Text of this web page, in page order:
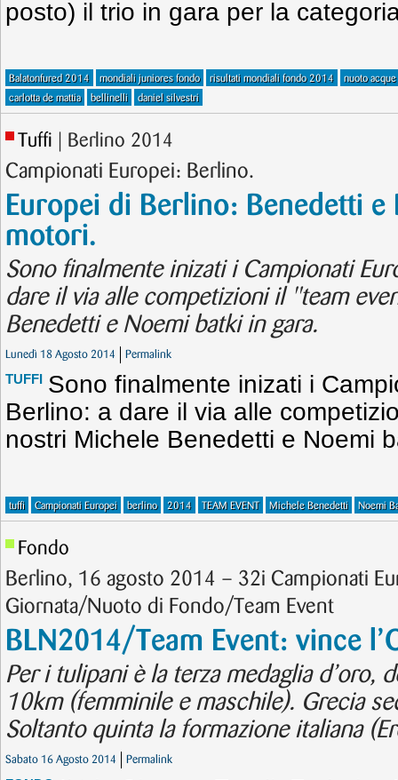
posto) il trio in gara per la
Balatonfured 2014 mondiali juniores fondo risultati mondiali fondo 2014
nuoto
carlotta de mattia
bellinelli daniel silvestri
Tuffi | Berlino 2014
Campionati Europei: Berlino.
Europei di Berlino: Benedetti e
motori.
Sono finalmente inizati i Campionati
dare il via alle competizioni il "team
Benedetti e Noemi batki in gara.
Lunedì 18 Agosto 2014 Permalink
TUFFI Sono finalmente inizati i
Berlino: a dare il via alle
nostri Michele Benedetti e Noemi
tuffi Campionati Europei berlino 2014 TEAM EVENT Michele Benedetti Noemi
Fondo
Berlino, 16 agosto 2014 – 32i Campionati
Giornata/Nuoto di Fondo/Team Event
BLN2014/Team Event: vince
Per i tulipani è la terza medaglia d’oro,
10km (femminile e maschile). Grecia
Soltanto quinta la formazione italiana
Sabato 16 Agosto 2014 Permalink